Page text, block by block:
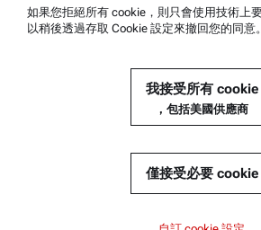
媒體關係
如果您拒絕所有 cookie，則只會使用技術上
以稍後透過存取 Cookie 設定來撤回您的同意。
我接受所有 cookie
，包括美國供應商
僅接受必要 cookie
Brabender ExtensoGraph 標準版